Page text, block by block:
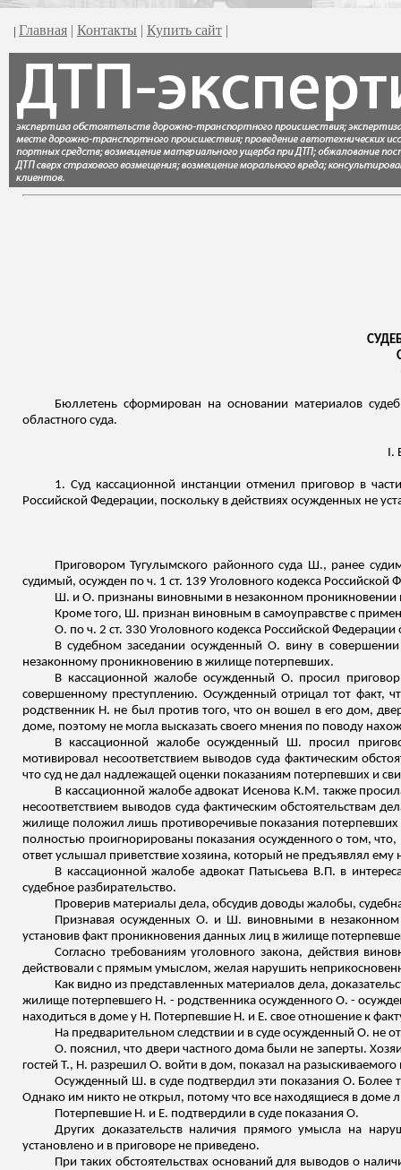
| Главная | Контакты | Купить сайт |
Бюллетень сформирован на основании материалов
областного суда.
I.
1. Суд кассационной инстанции отменил приговор в
Российской Федерации, поскольку в действиях осужденных не
Приговором Тугулымского районного суда Ш., ранее
судимый, осужден по ч. 1 ст. 139 Уголовного кодекса Российской
Ш. и О. признаны виновными в незаконном
Кроме того, Ш. признан виновным в самоуправстве с
О. по ч. 2 ст. 330 Уголовного кодекса Российской Федерации
В судебном заседании осужденный О. вину в
незаконному проникновению в жилище потерпевших.
В кассационной жалобе осужденный О. просил
совершенному преступлению. Осужденный отрицал тот факт,
родственник Н. не был против того, что он вошел в его дом,
доме, поэтому не могла высказать своего мнения по поводу
В кассационной жалобе осужденный Ш. просил
мотивировал несоответствием выводов суда фактическим
что суд не дал надлежащей оценки показаниям потерпевших и
В кассационной жалобе адвокат Исенова К.М. также
несоответствием выводов суда фактическим
жилище положил лишь противоречивые показания
полностью проигнорированы показания осужденного о том,
ответ услышал приветствие хозяина, который не предъявлял
В кассационной жалобе адвокат Патысьева В.П. в
судебное разбирательство.
Проверив материалы дела, обсудив доводы жалобы,
Признавая осужденных О. и Ш. виновными в
установив факт проникновения данных лиц в жилище
Согласно требованиям уголовного закона, действия
действовали с прямым умыслом, желая нарушить
Как видно из представленных материалов дела,
жилище потерпевшего Н. - родственника осужденного О. -
находиться в доме у Н. Потерпевшие Н. и Е. свое отношение к
На предварительном следствии и в суде осужденный О. не
О. пояснил, что двери частного дома были не заперты.
гостей Т., Н. разрешил О. войти в дом, показал на
Осужденный Ш. в суде подтвердил эти показания О. Более
Однако им никто не открыл, потому что все находящиеся в доме
Потерпевшие Н. и Е. подтвердили в суде показания О.
Других доказательств наличия прямого умысла на
установлено и в приговоре не приведено.
При таких обстоятельствах оснований для выводов о